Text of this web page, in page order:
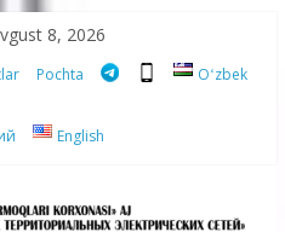
8, 2026
Pochta Oʻzbek
English